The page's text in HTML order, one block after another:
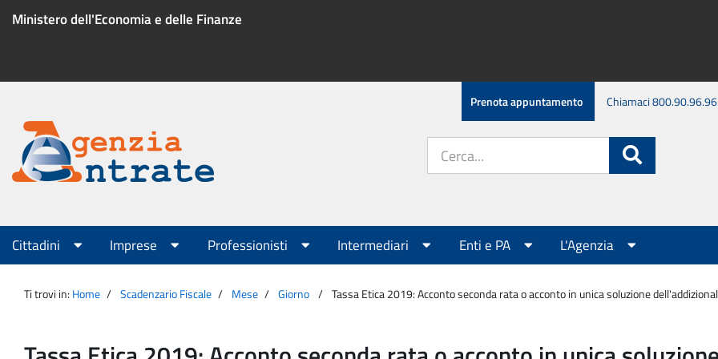
Ministero dell'Economia e delle Finanze
Menu
servizio
Prenota appuntamento Chiamaci 800.90.96.96
Agenzia
Entrate
sito:
Menu
principale
Cittadini Imprese Professionisti Intermediari Enti e PA L'Agenzia
Ti trovi in: Home Scadenzario Fiscale Mese Giorno Tassa Etica 2019: Acconto seconda rata o acconto in unica soluzione